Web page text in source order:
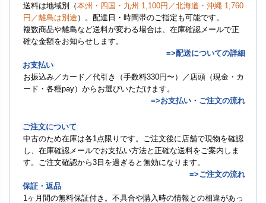
送料は地域別（本州・四国・九州 1,100円／北海道・沖縄 1,760
円／離島は別途 ）。配達日・時間帯のご指定も可能です。
複数商品や離島など送料が変わる場合は、在庫確認メールで正
確な金額をお知らせします。
=>配送についての詳細
お支払い
お振込み／カード／代引き（手数料330円〜）／店頭（現金・カ
ード・各種pay）からお選びいただけます。
=>お支払い・ご注文の流れ
ご注文について
中古のため在庫は各1点限りです。ご注文後に店舗で現物を確認
し、在庫確認メールでお支払い方法と正確な送料をご案内しま
す。ご注文確認から3日を過ぎると無効になります。
=>ご注文の流れ
保証・返品
1ヶ月間の無料保証付き。不具合や購入時の情報との相違があっ